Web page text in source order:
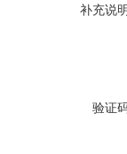
补充说
验证